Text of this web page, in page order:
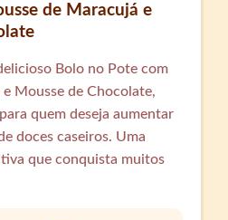
de Maracujá e
Bolo no Pote com
Mousse de Chocolate,
quem deseja aumentar
doces caseiros. Uma
que conquista muitos